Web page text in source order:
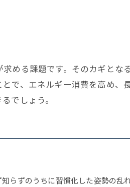
める課題です。そのカギと
で、エネルギー消費を高め
でしょう。
らずのうちに習慣化した姿勢の乱